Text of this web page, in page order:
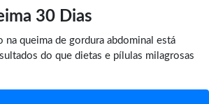
30 Dias
na queima de gordura abdominal está
do que dietas e pílulas milagrosas